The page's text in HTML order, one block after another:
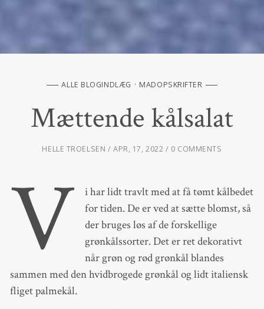
ALLE BLOGINDLÆG MADOPSKRIFTER
Mættende kålsalat
HELLE TROELSEN APR, 17, 2022 0 COMMENTS
V
i har lidt travlt med at få tømt kålbedet
for tiden. De er ved at sætte blomst, så
der bruges løs af de forskellige
grønkålssorter. Det er ret dekorativt
når grøn og rød grønkål blandes
sammen med den hvidbrogede grønkål og lidt italiensk
fliget palmekål.